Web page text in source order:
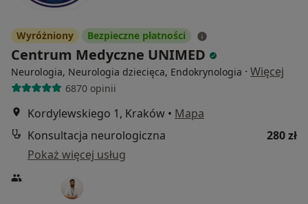
Wyróżniony Bezpieczne płatności
Centrum Medyczne UNIMED
Neurologia, Neurologia dziecięca, Endokrynologia · Więcej
6870 opinii
Kordylewskiego 1, Kraków • Mapa
Konsultacja neurologiczna
280 zł
Pokaż więcej usług